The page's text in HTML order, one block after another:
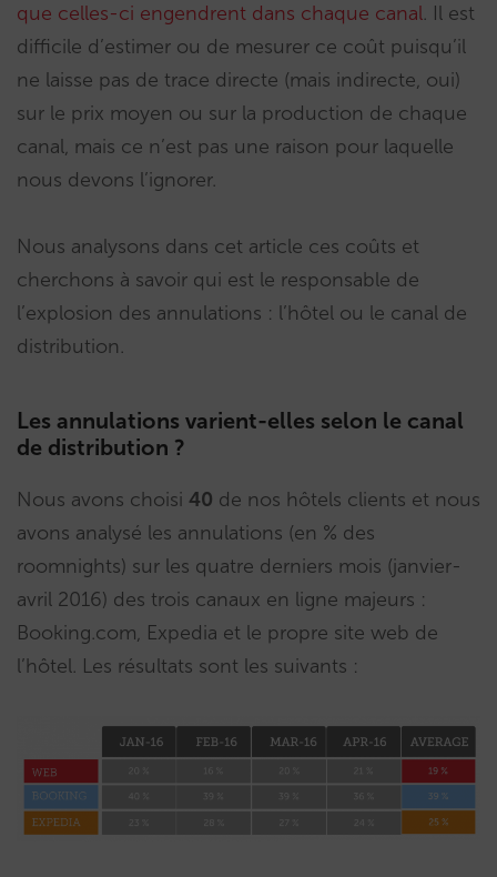
que celles-ci engendrent dans chaque canal. Il est
difficile d’estimer ou de mesurer ce coût puisqu’il
ne laisse pas de trace directe (mais indirecte, oui)
sur le prix moyen ou sur la production de chaque
canal, mais ce n’est pas une raison pour laquelle
nous devons l’ignorer.
Nous analysons dans cet article ces coûts et
cherchons à savoir qui est le responsable de
l’explosion des annulations : l’hôtel ou le canal de
distribution.
Les annulations varient-elles selon le canal
de distribution ?
Nous avons choisi 40 de nos hôtels clients et nous
avons analysé les annulations (en % des
roomnights) sur les quatre derniers mois (janvier-
avril 2016) des trois canaux en ligne majeurs :
Booking.com, Expedia et le propre site web de
l’hôtel. Les résultats sont les suivants :